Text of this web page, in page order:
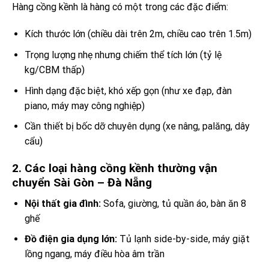
Hàng cồng kềnh là hàng có một trong các đặc điểm:
Kích thước lớn (chiều dài trên 2m, chiều cao trên 1.5m)
Trọng lượng nhẹ nhưng chiếm thể tích lớn (tỷ lệ
kg/CBM thấp)
Hình dạng đặc biệt, khó xếp gọn (như xe đạp, đàn
piano, máy may công nghiệp)
Cần thiết bị bốc dỡ chuyên dụng (xe nâng, palăng, dây
cẩu)
2. Các loại hàng cồng kềnh thường vận
chuyển Sài Gòn – Đà Nẵng
Nội thất gia đình:Sofa, giường, tủ quần áo, bàn ăn 8
ghế
Đồ điện gia dụng lớn:Tủ lạnh side-by-side, máy giặt
lồng ngang, máy điều hòa âm trần